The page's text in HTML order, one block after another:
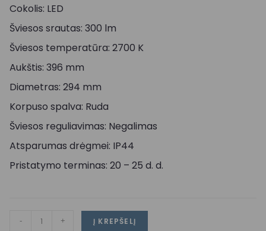
Cokolis: LED
Šviesos srautas: 300 lm
Šviesos temperatūra: 2700 K
Aukštis: 396 mm
Diametras: 294 mm
Korpuso spalva: Ruda
Šviesos reguliavimas: Negalimas
Atsparumas drėgmei: IP44
Pristatymo terminas: 20 – 25 d. d.
- + Į KREPŠELĮ